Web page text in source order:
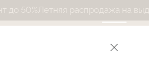
50%Летняя распродажа на